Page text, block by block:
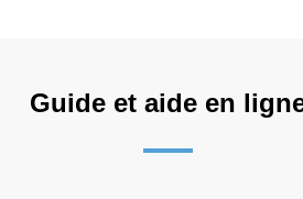
Guide et aide en